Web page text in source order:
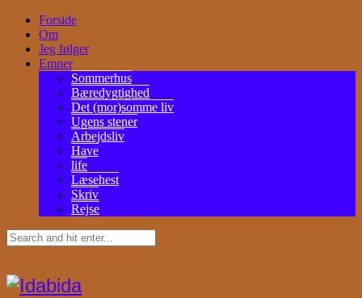
Forside
Om
Jeg følger
Emner
Sommerhus
Bæredygtighed
Det (mor)somme liv
Ugens stener
Arbejdsliv
Have
life
Læsehest
Skriv
Rejse